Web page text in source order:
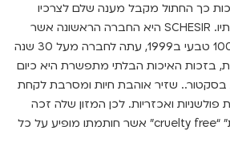
כך החתול מקבל מענה שלם לצרכיו
התזונתיים על כל רגישויותיו. SCHESIR היא החברה הראשונה אשר
שיווקה באירופה מזון 100% טבעי ב1999, עתה לחברה מעל 30 שנה
בזכות האיכות הבלתי מתפשרת היא כיום
שזיר אוהבת חיות ומסרבת לקחת
ואכזריות. לכן המזון שלה זכה
בתואר “ללא התאכזרות” “cruelty free” אשר חותמתו מופיע על כל